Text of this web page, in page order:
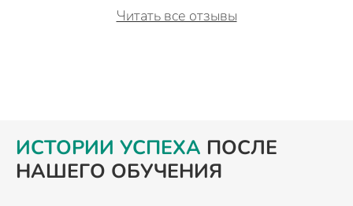
Читать все отзывы
ИСТОРИИ УСПЕХА ПОСЛЕ
НАШЕГО ОБУЧЕНИЯ